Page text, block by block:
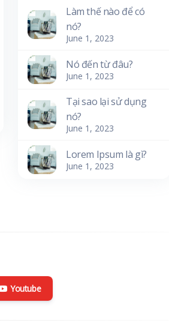
Làm thế nào để có
nó?
June 1, 2023
Nó đến từ đâu?
June 1, 2023
Tại sao lại sử dụng
nó?
June 1, 2023
Lorem Ipsum là gì?
June 1, 2023
Youtube